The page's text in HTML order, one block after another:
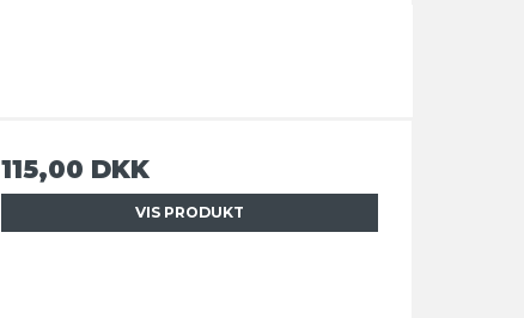
115,00 DKK
VIS PRODUKT